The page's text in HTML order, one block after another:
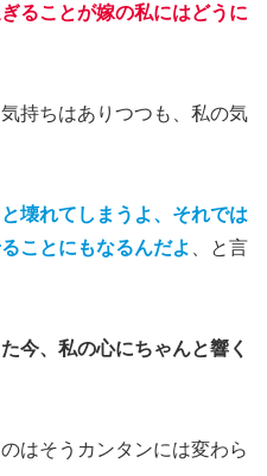
ることが嫁の私にはどうに
持ちはありつつも、私の気
壊れてしまうよ、それでは
ことにもなるんだよ
、と言
今、私の心にちゃんと響く
はそうカンタンには変わら